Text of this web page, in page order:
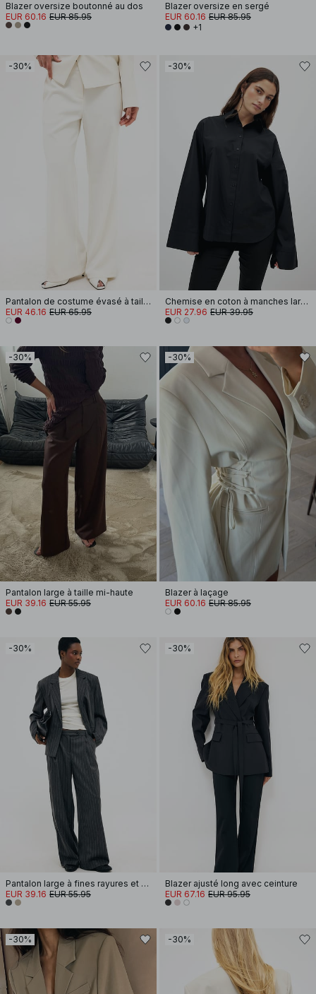
Blazer oversize boutonné au dos
EUR 60.16 EUR 85.95
Blazer oversize en sergé
EUR 60.16 EUR 85.95
+1
-30%
Pantalon de costume évasé à taille haute
EUR 46.16 EUR 65.95
-30%
Chemise en coton à manches larges
EUR 27.96 EUR 39.95
-30%
Pantalon large à taille mi-haute
EUR 39.16 EUR 55.95
-30%
Blazer à laçage
EUR 60.16 EUR 85.95
-30%
Pantalon large à fines rayures et taille basse
EUR 39.16 EUR 55.95
-30%
Blazer ajusté long avec ceinture
EUR 67.16 EUR 95.95
-30% -30%